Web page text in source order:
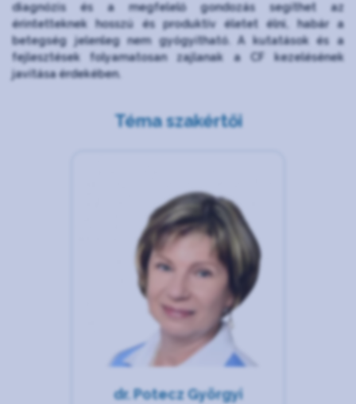
diagnózis és a megfelelő gondozás segíthet az
érintetteknek hosszú és produktív életet élni, habár a
betegség jelenleg nem gyógyítható. A kutatások és a
fejlesztések folyamatosan zajlanak a CF kezelésének
javítása érdekében.
Téma szakértői
dr. Potecz Györgyi